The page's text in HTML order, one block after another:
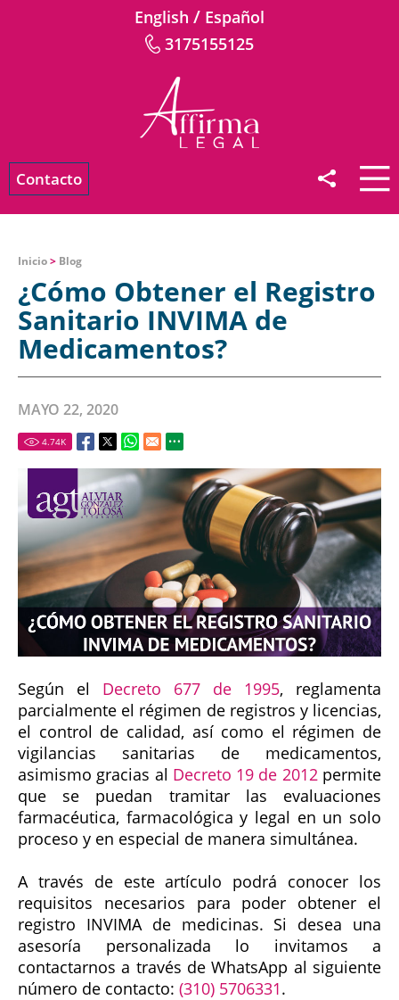
English / Español
3175155125
Contacto
Inicio> Blog
¿Cómo Obtener el Registro
Sanitario INVIMA de
Medicamentos?
MAYO 22, 2020
4.74K
Según el Decreto 677 de 1995, reglamenta
parcialmente el régimen de registros y licencias,
el control de calidad, así como el régimen de
vigilancias sanitarias de medicamentos,
asimismo gracias al Decreto 19 de 2012permite
que se puedan tramitar las evaluaciones
farmacéutica, farmacológica y legal en un solo
proceso y en especial de manera simultánea.
A través de este artículo podrá conocer los
requisitos necesarios para poder obtener el
registro INVIMA de medicinas. Si desea una
asesoría personalizada lo invitamos a
contactarnos a través de WhatsApp al siguiente
número de contacto: (310) 5706331.